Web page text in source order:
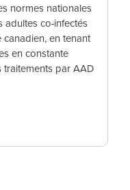
normes nationales
adultes co-infectés
en tenant
en constante
par AAD